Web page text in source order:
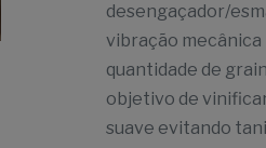
desengaçador/
vibração
quantidade de
objetivo de
suave evitando